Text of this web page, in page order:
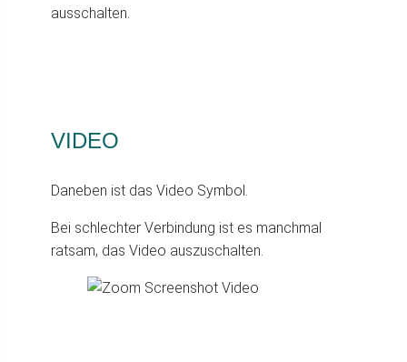
ausschalten.
VIDEO
Daneben ist das Video Symbol.
Bei schlechter Verbindung ist es manchmal
ratsam, das Video auszuschalten.